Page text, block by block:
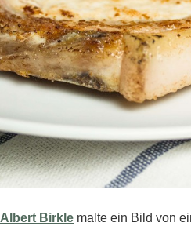
Albert Birkle malte ein Bild von